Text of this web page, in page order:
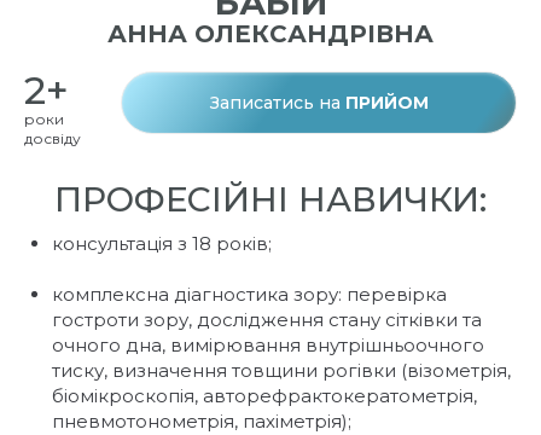
АННА ОЛЕКСАНДРІВНА
2+
роки
досвіду
Записатись на ПРИЙОМ
ПРОФЕСІЙНІ НАВИЧКИ:
консультація з 18 років;
комплексна діагностика зору: перевірка
гостроти зору, дослідження стану сітківки та
очного дна, вимірювання внутрішньоочного
тиску, визначення товщини рогівки (візометрія,
біомікроскопія, авторефрактокератометрія,
пневмотонометрія, пахіметрія);